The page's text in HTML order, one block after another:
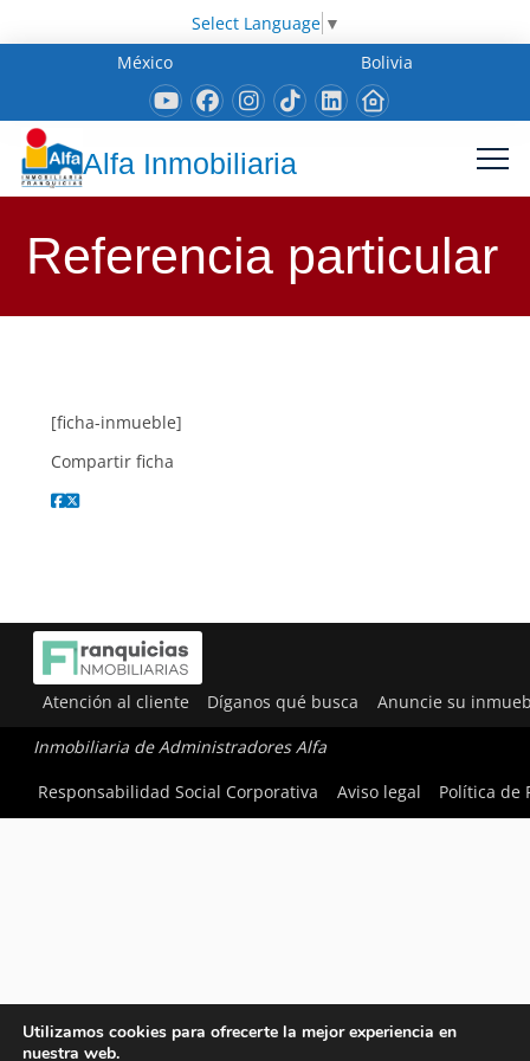
Select Language ▼
México
Bolivia
Alfa Inmobiliaria
Referencia particular
[ficha-inmueble]
Compartir ficha
Atención al cliente Díganos qué busca Anuncie su
Inmobiliaria de Administradores Alfa
Responsabilidad Social Corporativa
Aviso legal Política de
Utilizamos cookies para ofrecerte la mejor experiencia en
nuestra web.